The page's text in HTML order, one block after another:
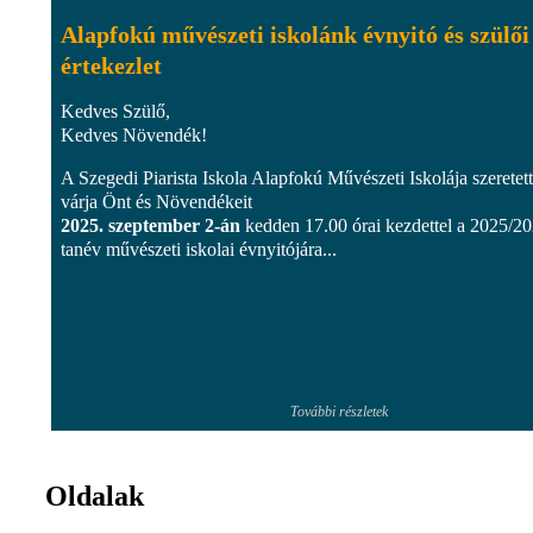
Alapfokú művészeti iskolánk évnyitó és szülői
értekezlet
Kedves Szülő,
Kedves Növendék!
A Szegedi Piarista Iskola Alapfokú Művészeti Iskolája
várja Önt és Növendékeit
2025. szeptember 2-án kedden 17.00 órai kezdettel a 2025/
tanév művészeti iskolai évnyitójára...
További részletek
Oldalak